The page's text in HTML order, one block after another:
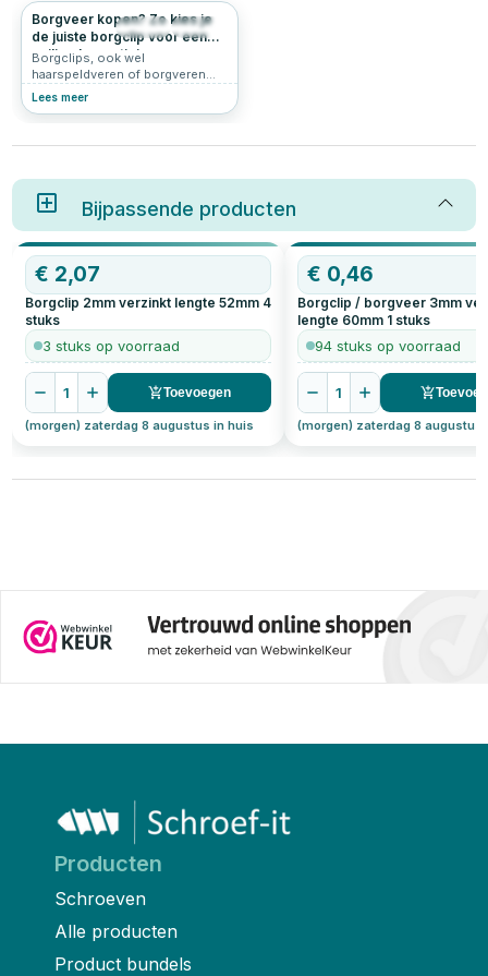
340 4.7
Borgveer kopen? Zo kies je
de juiste borgclip voor een
veilige bevestiging
Borgclips, ook wel
haarspeldveren of borgveren
genoemd, zijn kleine maar
industrie én door handige doe-
het-zelvers. Een borgclip
losraken door trillingen of
beweging – zonder dat je extra
gereedschap nodig hebt.
Lees meer
Bijpassende producten
OP=OP
€ 2,07
Borgclip 2mm verzinkt lengte 52mm 4
stuks
3 stuks op voorraad
1 Toevoegen
(morgen) zaterdag 8 augustus in huis
€ 0,46
Borgclip / borgveer 3mm
lengte 60mm 1 stuks
94 stuks op voorraad
1
(morgen) zaterdag 8 augustus
Producten
Schroeven
Alle producten
Product bundels